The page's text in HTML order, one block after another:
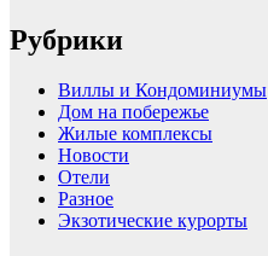
Рубрики
Виллы и Кондоминиумы
Дом на побережье
Жилые комплексы
Новости
Отели
Разное
Экзотические курорты